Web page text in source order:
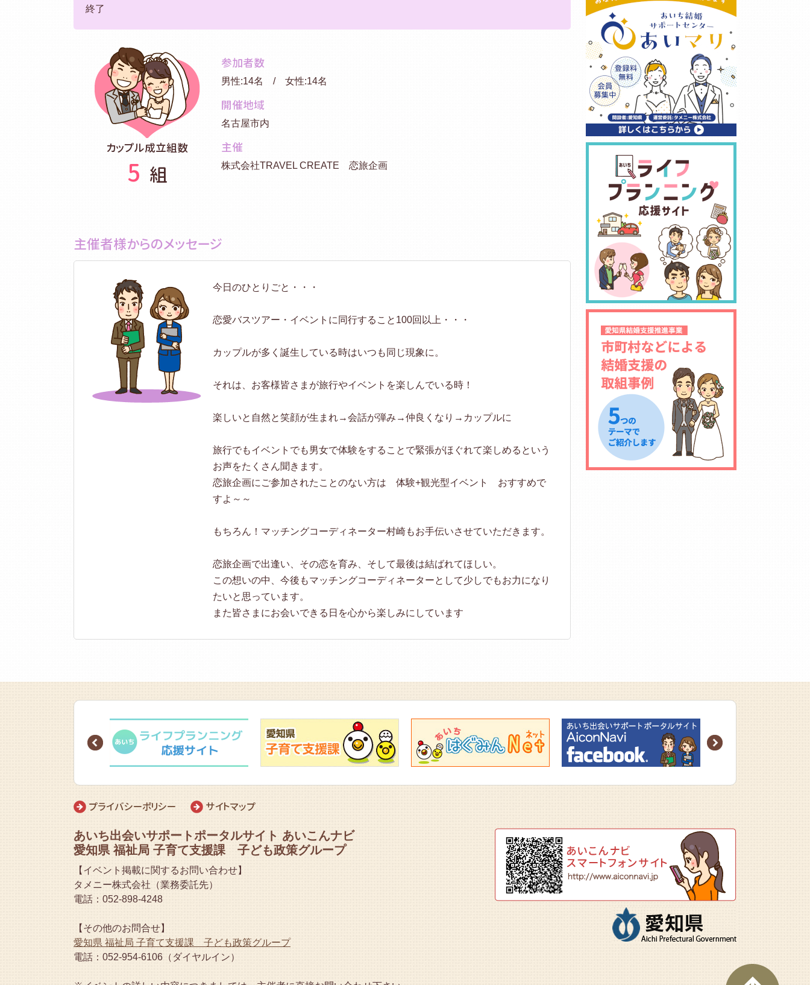
終了
カップル成立組数
5 組
参加者数
男性:14名 / 女性:14名
開催地域
名古屋市内
主催
株式会社TRAVEL CREATE 恋旅企画
主催者様からのメッセージ
今日のひとりごと・・・
恋愛バスツアー・イベントに同行すること100回以上・・・
カップルが多く誕生している時はいつも同じ現象に。
それは、お客様皆さまが旅行やイベントを楽しんでいる時！
楽しいと自然と笑顔が生まれ→会話が弾み→仲良くなり→カップルに
旅行でもイベントでも男女で体験をすることで緊張がほぐれて楽しめるという
お声をたくさん聞きます。
恋旅企画にご参加されたことのない方は 体験+観光型イベント おすすめで
すよ～～
もちろん！マッチングコーディネーター村崎もお手伝いさせていただきます。
恋旅企画で出逢い、その恋を育み、そして最後は結ばれてほしい。
この想いの中、今後もマッチングコーディネーターとして少しでもお力になり
たいと思っています。
また皆さまにお会いできる日を心から楽しみにしています
Prev
プライバシーポリシー サイトマップ
あいち出会いサポートポータルサイト あいこんナビ
愛知県 福祉局 子育て支援課 子ども政策グループ
【イベント掲載に関するお問い合わせ】
タメニー株式会社（業務委託先）
電話：052-898-4248
【その他のお問合せ】
愛知県 福祉局 子育て支援課 子ども政策グループ
電話：052-954-6106（ダイヤルイン）